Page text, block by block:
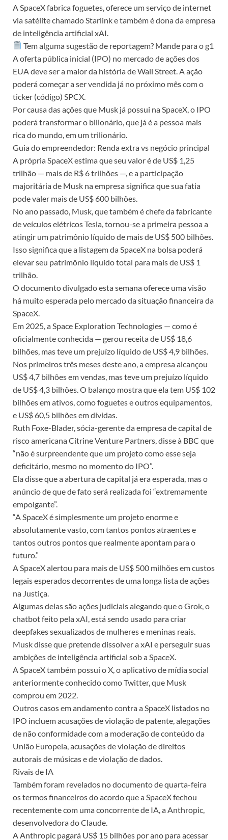
A SpaceX fabrica foguetes, oferece um serviço de internet
via satélite chamado Starlink e também é dona da empresa
de inteligência artificial xAI.
Tem alguma sugestão de reportagem? Mande para o g1
A oferta pública inicial (IPO) no mercado de ações dos
EUA deve ser a maior da história de Wall Street. A ação
poderá começar a ser vendida já no próximo mês com o
ticker (código) SPCX.
Por causa das ações que Musk já possui na SpaceX, o IPO
poderá transformar o bilionário, que já é a pessoa mais
rica do mundo, em um trilionário.
Guia do empreendedor: Renda extra vs negócio principal
A própria SpaceX estima que seu valor é de US$ 1,25
trilhão — mais de R$ 6 trilhões —, e a participação
majoritária de Musk na empresa significa que sua fatia
pode valer mais de US$ 600 bilhões.
No ano passado, Musk, que também é chefe da fabricante
de veículos elétricos Tesla, tornou-se a primeira pessoa a
atingir um patrimônio líquido de mais de US$ 500 bilhões.
Isso significa que a listagem da SpaceX na bolsa poderá
elevar seu patrimônio líquido total para mais de US$ 1
trilhão.
O documento divulgado esta semana oferece uma visão
há muito esperada pelo mercado da situação financeira da
SpaceX.
Em 2025, a Space Exploration Technologies — como é
oficialmente conhecida — gerou receita de US$ 18,6
bilhões, mas teve um prejuízo líquido de US$ 4,9 bilhões.
Nos primeiros três meses deste ano, a empresa alcançou
US$ 4,7 bilhões em vendas, mas teve um prejuízo líquido
de US$ 4,3 bilhões. O balanço mostra que ela tem US$ 102
bilhões em ativos, como foguetes e outros equipamentos,
e US$ 60,5 bilhões em dívidas.
Ruth Foxe-Blader, sócia-gerente da empresa de capital de
risco americana Citrine Venture Partners, disse à BBC que
“não é surpreendente que um projeto como esse seja
deficitário, mesmo no momento do IPO”.
Ela disse que a abertura de capital já era esperada, mas o
anúncio de que de fato será realizada foi “extremamente
empolgante”.
“A SpaceX é simplesmente um projeto enorme e
absolutamente vasto, com tantos pontos atraentes e
tantos outros pontos que realmente apontam para o
futuro.”
A SpaceX alertou para mais de US$ 500 milhões em custos
legais esperados decorrentes de uma longa lista de ações
na Justiça.
Algumas delas são ações judiciais alegando que o Grok, o
chatbot feito pela xAI, está sendo usado para criar
deepfakes sexualizados de mulheres e meninas reais.
Musk disse que pretende dissolver a xAI e perseguir suas
ambições de inteligência artificial sob a SpaceX.
A SpaceX também possui o X, o aplicativo de mídia social
anteriormente conhecido como Twitter, que Musk
comprou em 2022.
Outros casos em andamento contra a SpaceX listados no
IPO incluem acusações de violação de patente, alegações
de não conformidade com a moderação de conteúdo da
União Europeia, acusações de violação de direitos
autorais de músicas e de violação de dados.
Rivais de IA
Também foram revelados no documento de quarta-feira
os termos financeiros do acordo que a SpaceX fechou
recentemente com uma concorrente de IA, a Anthropic,
desenvolvedora do Claude.
A Anthropic pagará US$ 15 bilhões por ano para acessar